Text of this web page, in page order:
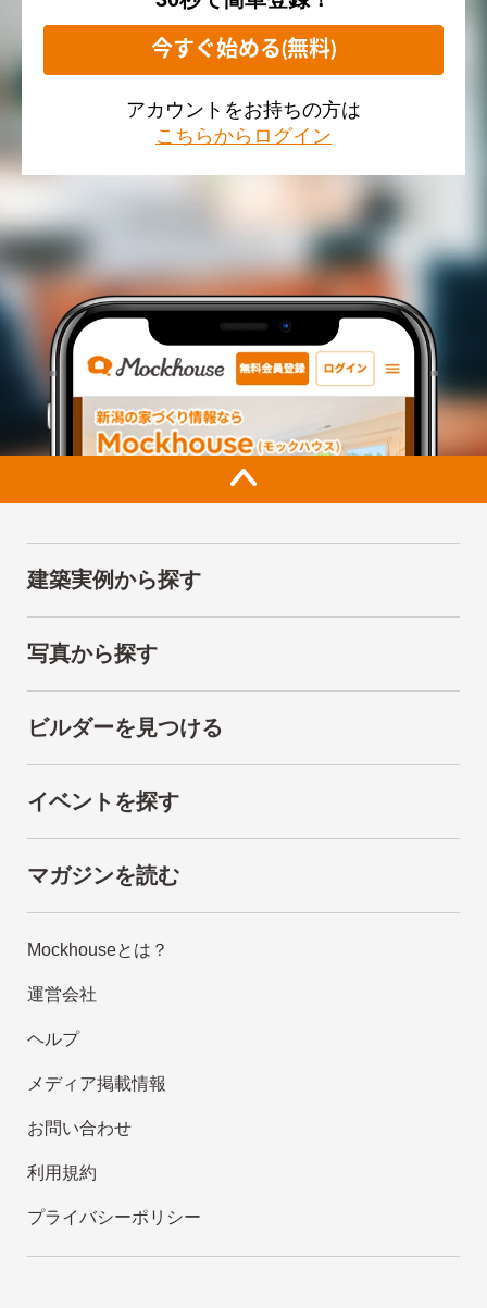
今すぐ始める(無料)
アカウントをお持ちの方は
こちらからログイン
建築実例から探す
写真から探す
ビルダーを見つける
イベントを探す
マガジンを読む
Mockhouseとは？
運営会社
ヘルプ
メディア掲載情報
お問い合わせ
利用規約
プライバシーポリシー